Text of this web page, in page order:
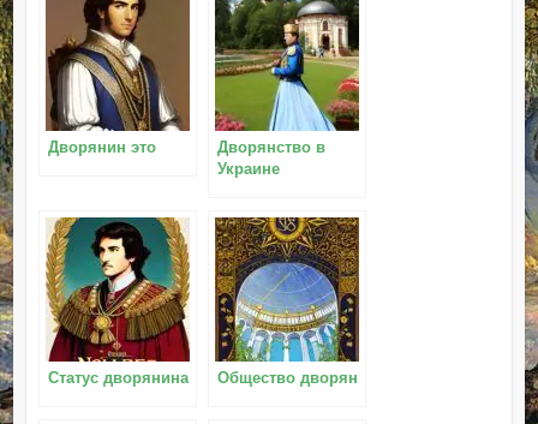
Дворянин это
Дворянство в
Украине
Статус дворянина Общество дворян